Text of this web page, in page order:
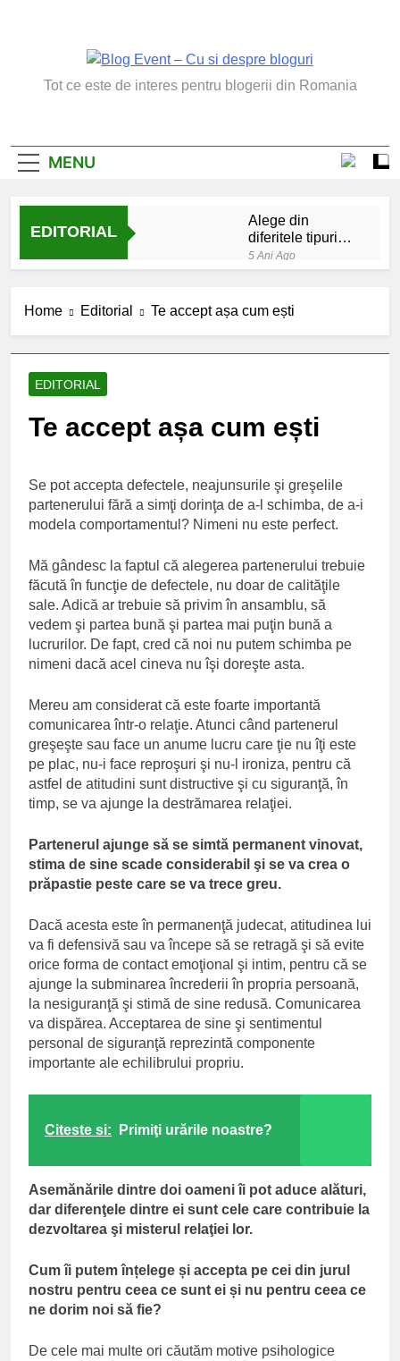
Blog Event – Cu Si
Tot ce este de interes pentru blogerii din Romania
MENU
EDITORIAL
Alege din
diferitele tipuri
de bratara de
argint
5 Ani Ago
5 Ani Ago
campanie ale lui
Donald Trump
beneficiile contactului
cu Pamantul
6 Ani Ago
Este posibil sa ne
6 Ani Ago
Home Editorial Te accept așa cum ești
EDITORIAL
Te accept așa cum ești
Se pot accepta defectele, neajunsurile şi greşelile
partenerului fără a simţi dorinţa de a-l schimba, de a-i
modela comportamentul? Nimeni nu este perfect.
Mă gândesc la faptul că alegerea partenerului trebuie
făcută în funcţie de defectele, nu doar de calităţile
sale. Adică ar trebuie să privim în ansamblu, să
vedem şi partea bună şi partea mai puţin bună a
lucrurilor. De fapt, cred că noi nu putem schimba pe
nimeni dacă acel cineva nu îşi doreşte asta.
Mereu am considerat că este foarte importantă
comunicarea într-o relaţie. Atunci când partenerul
greşeşte sau face un anume lucru care ţie nu îţi este
pe plac, nu-i face reproşuri şi nu-l ironiza, pentru că
astfel de atitudini sunt distructive şi cu siguranţă, în
timp, se va ajunge la destrămarea relaţiei.
Partenerul ajunge să se simtă permanent vinovat,
stima de sine scade considerabil şi se va crea o
prăpastie peste care se va trece greu.
Dacă acesta este în permanenţă judecat, atitudinea lui
va fi defensivă sau va începe să se retragă şi să evite
orice forma de contact emoţional şi intim, pentru că se
ajunge la subminarea încrederii în propria persoană,
la nesiguranţă şi stimă de sine redusă. Comunicarea
va dispărea. Acceptarea de sine şi sentimentul
personal de siguranţă reprezintă componente
importante ale echilibrului propriu.
Citeste si: Primiţi urările noastre?
Asemănările dintre doi oameni îi pot aduce alături,
dar diferenţele dintre ei sunt cele care contribuie la
dezvoltarea şi misterul relaţiei lor.
Cum îi putem înțelege și accepta pe cei din jurul
nostru pentru ceea ce sunt ei și nu pentru ceea ce
ne dorim noi să fie?
De cele mai multe ori căutăm motive psihologice